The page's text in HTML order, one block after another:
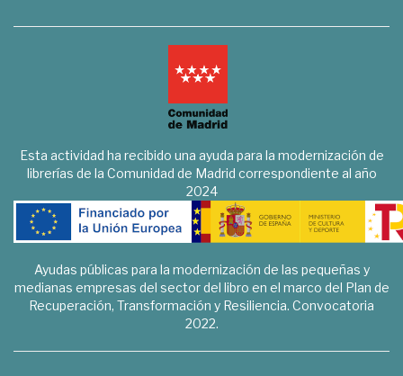
Esta actividad ha recibido una ayuda para la modernización de
librerías de la Comunidad de Madrid correspondiente al año
2024
Ayudas públicas para la modernización de las pequeñas y
medianas empresas del sector del libro en el marco del Plan de
Recuperación, Transformación y Resiliencia. Convocatoria
2022.